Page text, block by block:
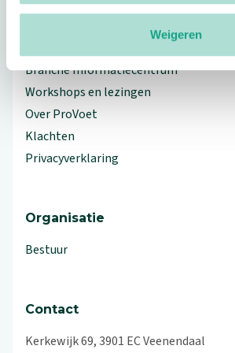
Weigeren
Branche Informatiecentrum
Workshops en lezingen
Over ProVoet
Klachten
Privacyverklaring
Organisatie
Bestuur
Contact
Kerkewijk 69, 3901 EC Veenendaal